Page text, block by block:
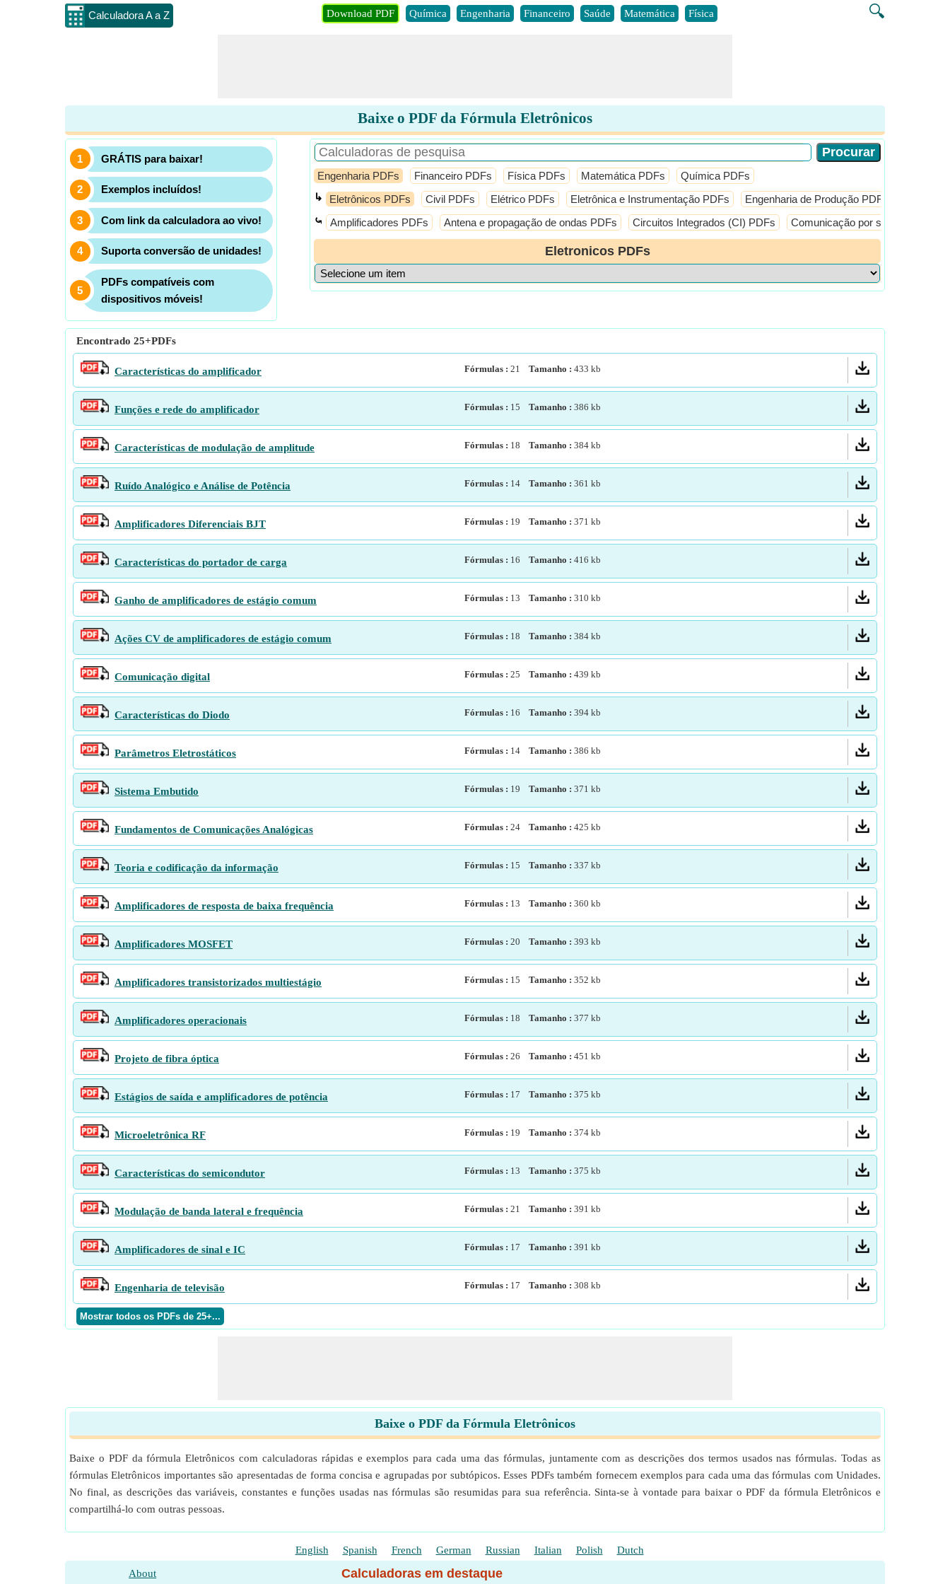
Calculadora A a Z 🔍
Download PDF Química Engenharia Financeiro Saúde Matemática Física
Baixe o PDF da Fórmula Eletrônicos
GRÁTIS para baixar!
Exemplos incluídos!
Com link da calculadora ao vivo!
Suporta conversão de unidades!
PDFs compatíveis com
dispositivos móveis!
Engenharia PDFs Financeiro PDFs Física PDFs Matemática PDFs Química PDFs
↳ Eletrônicos PDFs Civil PDFs Elétrico PDFs Eletrônica e Instrumentação PDFs Engenharia de Produção PDFs
⤿ Amplificadores PDFs Antena e propagação de ondas PDFs Circuitos Integrados (CI) PDFs Comunicação por satélite PDFs
Eletronicos PDFs
Encontrado 25+PDFs
Características do amplificador Fórmulas : 21 Tamanho : 433 kb
Funções e rede do amplificador Fórmulas : 15 Tamanho : 386 kb
Características de modulação de amplitude Fórmulas : 18 Tamanho : 384 kb
Ruído Analógico e Análise de Potência Fórmulas : 14 Tamanho : 361 kb
Amplificadores Diferenciais BJT Fórmulas : 19 Tamanho : 371 kb
Características do portador de carga Fórmulas : 16 Tamanho : 416 kb
Ganho de amplificadores de estágio comum Fórmulas : 13 Tamanho : 310 kb
Ações CV de amplificadores de estágio comum Fórmulas : 18 Tamanho : 384 kb
Comunicação digital Fórmulas : 25 Tamanho : 439 kb
Características do Diodo Fórmulas : 16 Tamanho : 394 kb
Parâmetros Eletrostáticos Fórmulas : 14 Tamanho : 386 kb
Sistema Embutido Fórmulas : 19 Tamanho : 371 kb
Fundamentos de Comunicações Analógicas Fórmulas : 24 Tamanho : 425 kb
Teoria e codificação da informação Fórmulas : 15 Tamanho : 337 kb
Amplificadores de resposta de baixa frequência Fórmulas : 13 Tamanho : 360 kb
Amplificadores MOSFET Fórmulas : 20 Tamanho : 393 kb
Amplificadores transistorizados multiestágio Fórmulas : 15 Tamanho : 352 kb
Amplificadores operacionais Fórmulas : 18 Tamanho : 377 kb
Projeto de fibra óptica Fórmulas : 26 Tamanho : 451 kb
Estágios de saída e amplificadores de potência Fórmulas : 17 Tamanho : 375 kb
Microeletrônica RF Fórmulas : 19 Tamanho : 374 kb
Características do semicondutor Fórmulas : 13 Tamanho : 375 kb
Modulação de banda lateral e frequência Fórmulas : 21 Tamanho : 391 kb
Amplificadores de sinal e IC Fórmulas : 17 Tamanho : 391 kb
Engenharia de televisão Fórmulas : 17 Tamanho : 308 kb
Baixe o PDF da Fórmula Eletrônicos
Baixe o PDF da fórmula Eletrônicos com calculadoras rápidas e exemplos para cada uma das fórmulas, juntamente com as descrições dos termos usados ​​nas fórmulas. Todas as
fórmulas Eletrônicos importantes são apresentadas de forma concisa e agrupadas por subtópicos. Esses PDFs também fornecem exemplos para cada uma das fórmulas com Unidades.
No final, as descrições das variáveis, constantes e funções usadas nas fórmulas são resumidas para sua referência. Sinta-se à vontade para baixar o PDF da fórmula Eletrônicos e
compartilhá-lo com outras pessoas.
English Spanish French German Russian Italian Polish Dutch
About Calculadoras em destaque